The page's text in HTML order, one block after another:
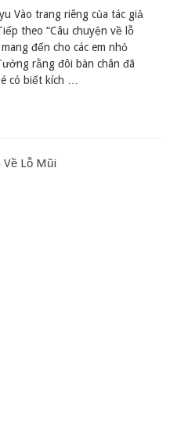
Vào trang riêng của tác giả
theo “Câu chuyện về lỗ
đến cho các em nhỏ
rằng đôi bàn chân đã
có biết kích …
Về Lỗ Mũi